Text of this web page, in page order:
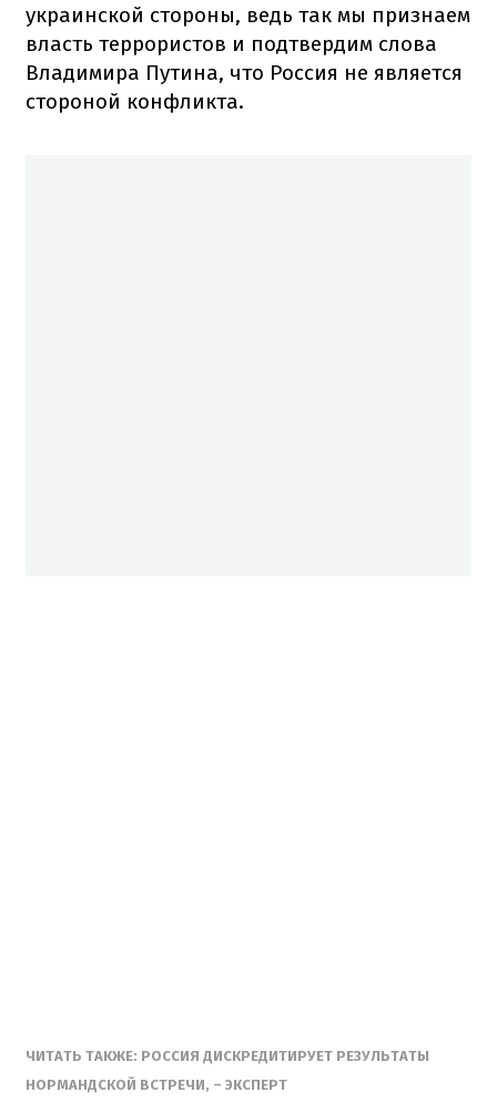
украинской стороны, ведь так мы признаем
власть террористов и подтвердим слова
Владимира Путина, что Россия не является
стороной конфликта.
ЧИТАТЬ ТАКЖЕ: РОССИЯ ДИСКРЕДИТИРУЕТ РЕЗУЛЬТАТЫ
НОРМАНДСКОЙ ВСТРЕЧИ, – ЭКСПЕРТ